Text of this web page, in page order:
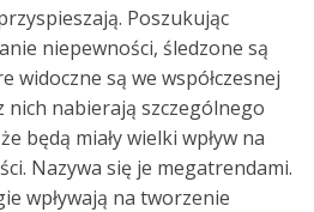
Poszukując
niepewności, śledzone są
widoczne są we współczesnej
nabierają szczególnego
będą miały wielki wpływ na
Nazywa się je megatrendami.
wpływają na tworzenie